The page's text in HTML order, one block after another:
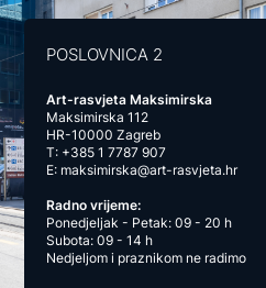
POSLOVNICA 2
Art-rasvjeta Maksimirska
Maksimirska 112
HR-10000 Zagreb
T: +385 1 7787 907
E: maksimirska@art-rasvjeta.hr
Radno vrijeme:
Ponedjeljak - Petak: 09 - 20 h
Subota: 09 - 14 h
Nedjeljom i praznikom ne radimo